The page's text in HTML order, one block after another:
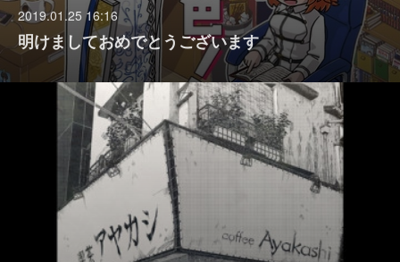
2019.01.25 16:16
明けましておめでとうございます